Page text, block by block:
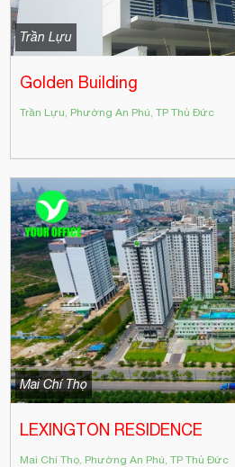
Trần Lựu
Golden​​​​​ Building
Trần Lựu, Phường An Phú, TP Thủ Đức
Mai Chí Thọ
LEXINGTON RESIDENCE
Mai Chí Thọ, Phường An Phú, TP Thủ Đức